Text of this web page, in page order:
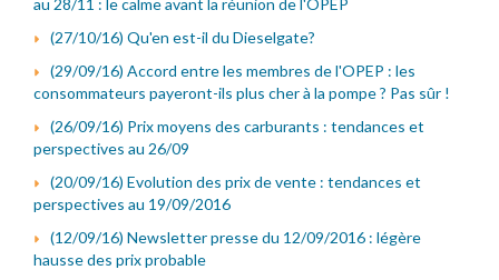
au 28/11 : le calme avant la réunion de l'OPEP
(27/10/16) Qu'en est-il du Dieselgate?
(29/09/16) Accord entre les membres de l'OPEP : les
consommateurs payeront-ils plus cher à la pompe ? Pas sûr !
(26/09/16) Prix moyens des carburants : tendances et
perspectives au 26/09
(20/09/16) Evolution des prix de vente : tendances et
perspectives au 19/09/2016
(12/09/16) Newsletter presse du 12/09/2016 : légère
hausse des prix probable